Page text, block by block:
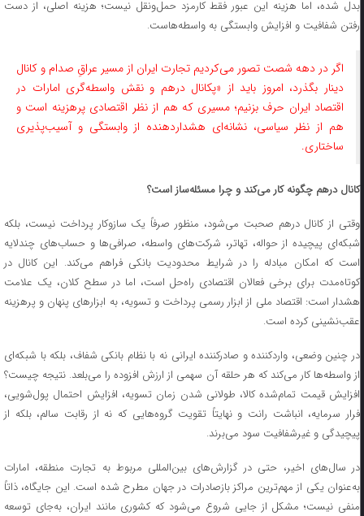
بدل شده، اما هزینه این عبور فقط کارمزد حمل‌ونقل نیست؛ هزینه اصلی، از دست
رفتن شفافیت و افزایش وابستگی به واسطه‌هاست.
اگر در دهه شصت تصور می‌کردیم تجارت ایران از مسیر عراقِ صدام و کانال
دینار بگذرد، امروز باید از «پکانال درهم و نقش واسطه‌گری امارات در
اقتصاد ایران حرف بزنیم؛ مسیری که هم از نظر اقتصادی پرهزینه است و
هم از نظر سیاسی، نشانه‌ای هشداردهنده از وابستگی و آسیب‌پذیری
ساختاری.
کانال درهم چگونه کار می‌کند و چرا مسئله‌ساز است؟
وقتی از کانال درهم صحبت می‌شود، منظور صرفاً یک سازوکار پرداخت نیست، بلکه
شبکه‌ای پیچیده از حواله، تهاتر، شرکت‌های واسطه، صرافی‌ها و حساب‌های چندلایه
است که امکان مبادله را در شرایط محدودیت بانکی فراهم می‌کند. این کانال در
کوتاه‌مدت برای برخی فعالان اقتصادی راه‌حل است، اما در سطح کلان، یک علامت
هشدار است: اقتصاد ملی از ابزار رسمی پرداخت و تسویه، به ابزارهای پنهان و پرهزینه
عقب‌نشینی کرده است.
در چنین وضعی، واردکننده و صادرکننده ایرانی نه با نظام بانکی شفاف، بلکه با شبکه‌ای
از واسطه‌ها کار می‌کند که هر حلقه آن سهمی از ارزش افزوده را می‌بلعد. نتیجه چیست؟
افزایش قیمت تمام‌شده کالا، طولانی شدن زمان تسویه، افزایش احتمال پول‌شویی،
فرار سرمایه، انباشت رانت و نهایتاً تقویت گروه‌هایی که نه از رقابت سالم، بلکه از
پیچیدگی و غیرشفافیت سود می‌برند.
در سال‌های اخیر، حتی در گزارش‌های بین‌المللی مربوط به تجارت منطقه، امارات
به‌عنوان یکی از مهم‌ترین مراکز بازصادرات در جهان مطرح شده است. این جایگاه، ذاتاً
منفی نیست؛ مشکل از جایی شروع می‌شود که کشوری مانند ایران، به‌جای توسعه